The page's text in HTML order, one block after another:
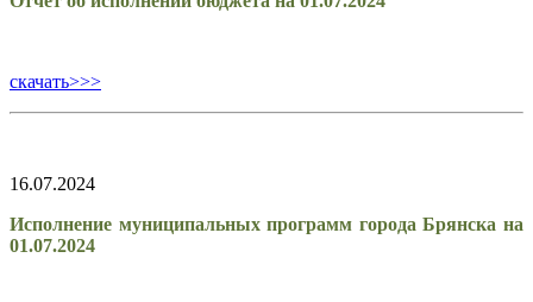
скачать>>>
16.07.2024
Исполнение муниципальных программ города Брянска на
01.07.2024